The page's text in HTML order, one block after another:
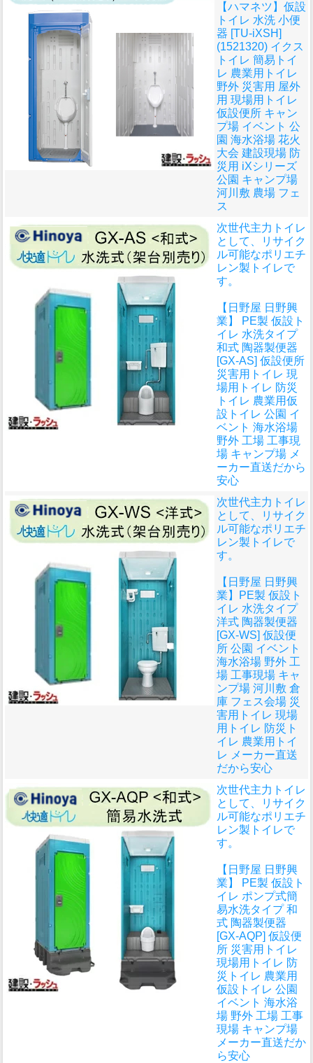
【ハマネツ】仮設
トイレ 水洗 小便
器 [TU-iXSH]
(1521320) イクス
トイレ 簡易トイ
レ 農業用トイレ
野外 災害用 屋外
用 現場用トイレ
仮設便所 キャン
プ場 イベント 公
園 海水浴場 花火
大会 建設現場 防
災用 iXシリーズ
公園 キャンプ場
河川敷 農場 フェ
ス
次世代主力トイレ
として、リサイク
ル可能なポリエチ
レン製トイレで
す。
【日野屋 日野興
業】 PE製 仮設ト
イレ 水洗タイプ
和式 陶器製便器
[GX-AS] 仮設便所
災害用トイレ 現
場用トイレ 防災
トイレ 農業用仮
設トイレ 公園 イ
ベント 海水浴場
野外 工場 工事現
場 キャンプ場 メ
ーカー直送だから
安心
次世代主力トイレ
として、リサイク
ル可能なポリエチ
レン製トイレで
す。
【日野屋 日野興
業】PE製 仮設ト
イレ 水洗タイプ
洋式 陶器製便器
[GX-WS] 仮設便
所 公園 イベント
海水浴場 野外 工
場 工事現場 キャ
ンプ場 河川敷 倉
庫 フェス会場 災
害用トイレ 現場
用トイレ 防災ト
イレ 農業用トイ
レ メーカー直送
だから安心
次世代主力トイレ
として、リサイク
ル可能なポリエチ
レン製トイレで
す。
【日野屋 日野興
業】 PE製 仮設ト
イレ ポンプ式簡
易水洗タイプ 和
式 陶器製便器
[GX-AQP] 仮設便
所 災害用トイレ
現場用トイレ 防
災トイレ 農業用
仮設トイレ 公園
イベント 海水浴
場 野外 工場 工事
現場 キャンプ場
メーカー直送だか
ら安心